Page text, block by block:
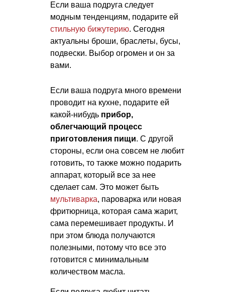
Если ваша подруга следует
модным тенденциям, подарите ей
стильную бижутерию. Сегодня
актуальны броши, браслеты, бусы,
подвески. Выбор огромен и он за
вами.
Если ваша подруга много времени
проводит на кухне, подарите ей
какой-нибудь прибор,
облегчающий процесс
приготовления пищи. С другой
стороны, если она совсем не любит
готовить, то также можно подарить
аппарат, который все за нее
сделает сам. Это может быть
мультиварка, пароварка или новая
фритюрница, которая сама жарит,
сама перемешивает продукты. И
при этом блюда получаются
полезными, потому что все это
готовится с минимальным
количеством масла.